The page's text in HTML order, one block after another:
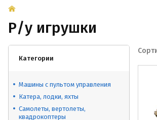
Р/у игрушки
Категории
Машины с пультом управления
Катера, лодки, яхты
Самолеты, вертолеты,
квадрокоптеры